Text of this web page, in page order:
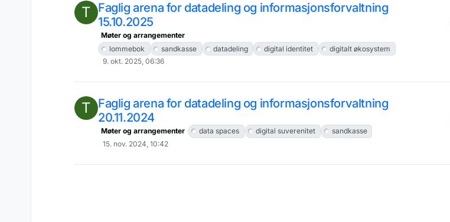
T Faglig arena for datadeling og informasjonsforvaltning
15.10.2025
Møter og arrangementer
lommebok
sandkasse datadeling digital identitet
digitalt økosystem
9. okt. 2025, 06:36
T Faglig arena for datadeling og informasjonsforvaltning
20.11.2024
Møter og arrangementer data spaces digital suverenitet
sandkasse
15. nov. 2024, 10:42